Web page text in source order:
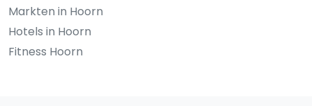
Markten in Hoorn
Hotels in Hoorn
Fitness Hoorn